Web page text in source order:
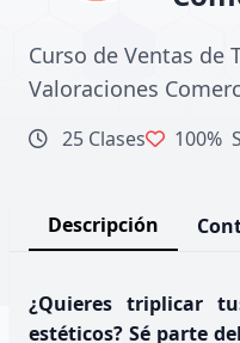
Curso de Ventas de
Valoraciones
25 Clases 100%
Descripción
¿Quieres triplicar
estéticos? Sé parte